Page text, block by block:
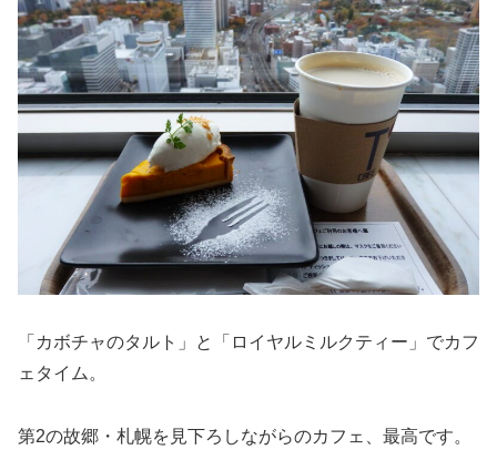
「カボチャのタルト」と「ロイヤルミルクティー」でカフ
ェタイム。
第2の故郷・札幌を見下ろしながらのカフェ、最高です。